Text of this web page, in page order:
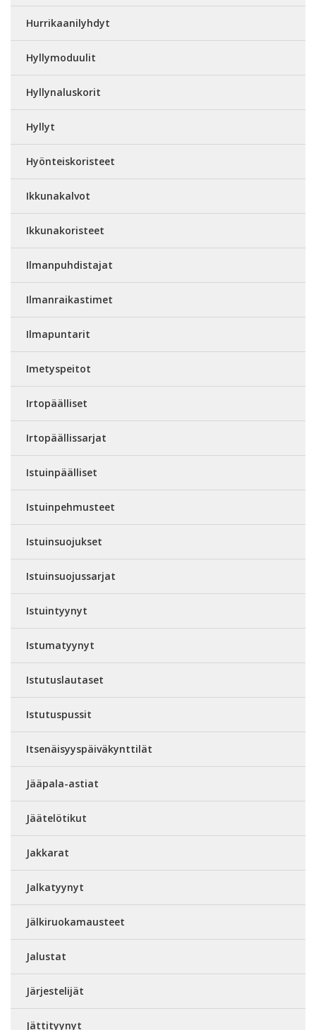
Hurrikaanilyhdyt
Hyllymoduulit
Hyllynaluskorit
Hyllyt
Hyönteiskoristeet
Ikkunakalvot
Ikkunakoristeet
Ilmanpuhdistajat
Ilmanraikastimet
Ilmapuntarit
Imetyspeitot
Irtopäälliset
Irtopäällissarjat
Istuinpäälliset
Istuinpehmusteet
Istuinsuojukset
Istuinsuojussarjat
Istuintyynyt
Istumatyynyt
Istutuslautaset
Istutuspussit
Itsenäisyyspäiväkynttilät
Jääpala-astiat
Jäätelötikut
Jakkarat
Jalkatyynyt
Jälkiruokamausteet
Jalustat
Järjestelijät
Jättityynyt